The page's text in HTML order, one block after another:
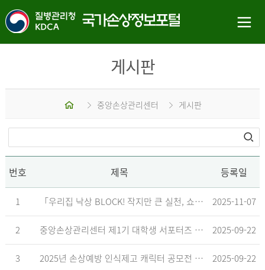
게시판
중앙손상관리센터 게시판
번호 제목 등록일
1 「우리집 낙상 BLOCK! 작지만 큰 실천, 쇼츠 챌린지」 수상작 발표 2025-11-07
2 중앙손상관리센터 제1기 대학생 서포터즈 합격자 발표 2025-09-22
3 2025년 손상예방 인식제고 캐릭터 공모전 결과발표 지연 안내 2025-09-22